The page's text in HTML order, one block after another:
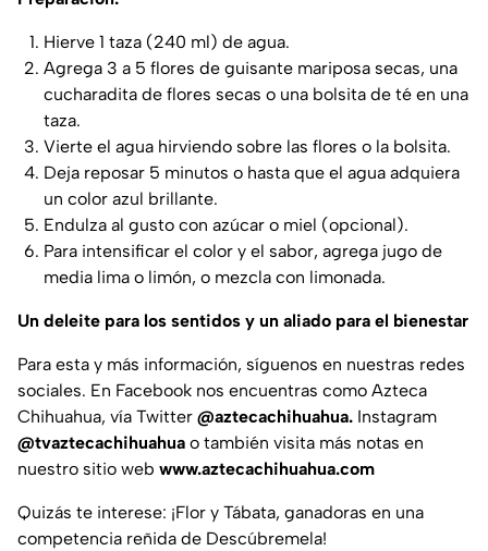
Hierve 1 taza (240 ml) de agua.
Agrega 3 a 5 flores de guisante mariposa secas, una
cucharadita de flores secas o una bolsita de té en una
taza.
Vierte el agua hirviendo sobre las flores o la bolsita.
Deja reposar 5 minutos o hasta que el agua adquiera
un color azul brillante.
Endulza al gusto con azúcar o miel (opcional).
Para intensificar el color y el sabor, agrega jugo de
media lima o limón, o mezcla con limonada.
Un deleite para los sentidos y un aliado para el bienestar
Para esta y más información, síguenos en nuestras redes
sociales. En Facebook nos encuentras como Azteca
Chihuahua, vía Twitter @aztecachihuahua. Instagram
@tvaztecachihuahua o también visita más notas en
nuestro sitio web www.aztecachihuahua.com
Quizás te interese: ¡Flor y Tábata, ganadoras en una
competencia reñida de Descúbremela!